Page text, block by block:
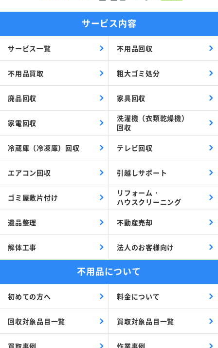
サービス内容
サービス一覧 不用品回収
不用品買取 粗大ゴミ処分
廃品回収 家具回収
家電回収
洗濯機（衣類乾燥機）
回収
冷蔵庫（冷凍庫）回収 テレビ回収
エアコン回収 引越しサポート
ゴミ屋敷片付け
リフォーム・
ハウスクリーニング
遺品整理 不動産売却
解体工事 法人のお客様向け
不用品について
初めての方へ 料金について
回収対象品目一覧 買取対象品目一覧
買取事例 作業事例